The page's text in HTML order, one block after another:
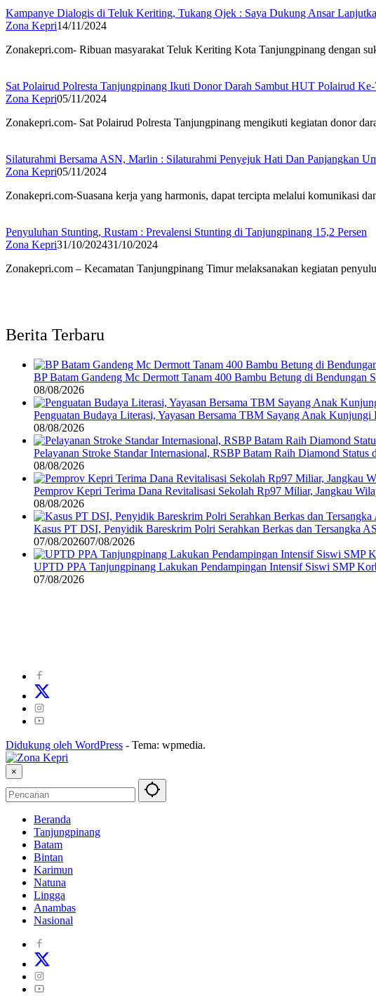
Kampanye Dialogis di Teluk Keriting, Tukang Ojek : Saya Dukung Ansar
Zona Kepri14/11/2024
Zonakepri.com- Ribuan masyarakat Teluk Keriting Kota Tanjungpinang dengan
Sat Polairud Polresta Tanjungpinang Ikuti Donor Darah Sambut HUT Polairud
Zona Kepri05/11/2024
Zonakepri.com- Sat Polairud Polresta Tanjungpinang mengikuti kegiatan donor
Silaturahmi Bersama ASN, Marlin : Silaturahmi Penyejuk Hati Dan Panjangkan
Zona Kepri05/11/2024
Zonakepri.com-Suasana kerja yang harmonis, dapat tercipta melalui komunikasi
Penyuluhan Stunting, Rustam : Prevalensi Stunting di Tanjungpinang 15,2 Persen
Zona Kepri31/10/202431/10/2024
Zonakepri.com – Kecamatan Tanjungpinang Timur melaksanakan kegiatan
Berita Terbaru
BP Batam Gandeng Mc Dermott Tanam 400 Bambu Betung di Bendungan
08/08/2026
Penguatan Budaya Literasi, Yayasan Bersama TBM Sayang Anak Kunjungi
08/08/2026
Pelayanan Stroke Standar Internasional, RSBP Batam Raih Diamond Status
08/08/2026
Pemprov Kepri Terima Dana Revitalisasi Sekolah Rp97 Miliar, Jangkau
08/08/2026
Kasus PT DSI, Penyidik Bareskrim Polri Serahkan Berkas dan Tersangka
07/08/202607/08/2026
UPTD PPA Tanjungpinang Lakukan Pendampingan Intensif Siswi SMP
07/08/2026
Didukung oleh WordPress - Tema: wpmedia.
×
Beranda
Tanjungpinang
Batam
Bintan
Karimun
Natuna
Lingga
Anambas
Nasional